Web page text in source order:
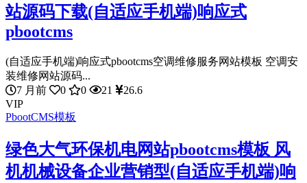
站源码下载(自适应手机端)响应式
pbootcms
(自适应手机端)响应式pbootcms空调维修服务网站模板 空调安
装维修网站源码...
7 月前
0 0 21
26.6
VIP
PbootCMS模板
绿色大气环保机电网站pbootcms模板 风
机机械设备企业营销型(自适应手机端)响